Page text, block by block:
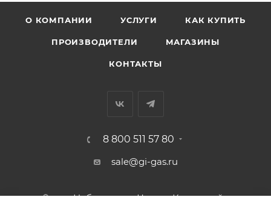
О КОМПАНИИ УСЛУГИ КАК КУПИТЬ
ПРОИЗВОДИТЕЛИ МАГАЗИНЫ
КОНТАКТЫ
8 800 511 57 80
sale@gi-gas.ru